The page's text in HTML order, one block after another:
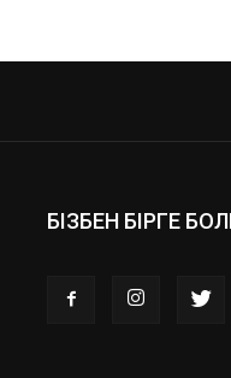
БІЗБЕН БІРГЕ